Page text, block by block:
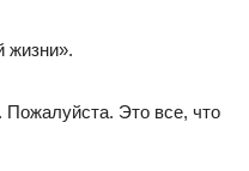
жизни».
Это все, что